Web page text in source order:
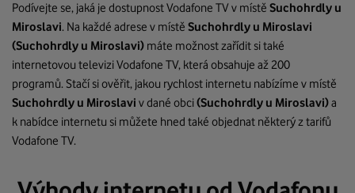
Podívejte se, jaká je dostupnost Vodafone TV v místě Suchohrdly u
Miroslavi. Na každé adrese v místě Suchohrdly u Miroslavi
(Suchohrdly u Miroslavi) máte možnost zařídit si také
internetovou televizi Vodafone TV, která obsahuje až 200
programů. Stačí si ověřit, jakou rychlost internetu nabízíme v místě
Suchohrdly u Miroslavi v dané obci(Suchohrdly u Miroslavi)a
k nabídce internetu si můžete hned také objednat některý z tarifů
Vodafone TV.